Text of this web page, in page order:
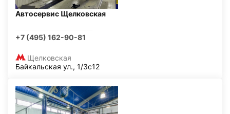
Автосервис Щелковская
+7 (495) 162-90-81
Щелковская
Байкальская ул., 1/3с12